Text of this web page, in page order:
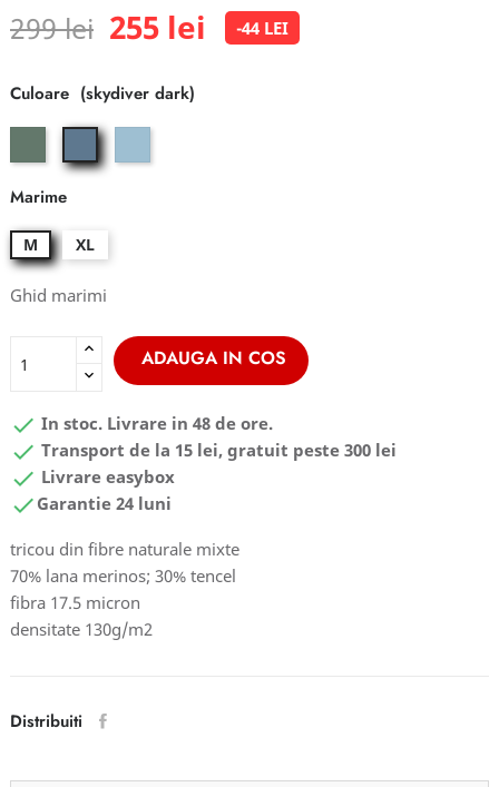
299 lei 255 lei -44 LEI
Culoare
forest skydiver
dark
Marime
M XL
Ghid marimi
ADAUGA IN COS
 In stoc. Livrare in 48 de ore.
 Transport de la 15 lei, gratuit peste 300 lei
 Livrare easybox
 Garantie 24 luni
tricou din fibre naturale mixte
70% lana merinos; 30% tencel
fibra 17.5 micron
densitate 130g/m2
Distribuiti